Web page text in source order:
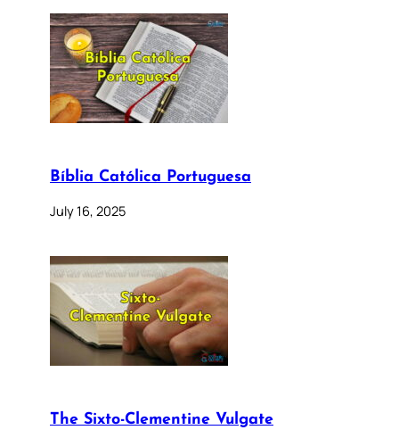
Bíblia Católica Portuguesa
July 16, 2025
The Sixto-Clementine Vulgate